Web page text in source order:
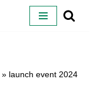
» launch event 2024